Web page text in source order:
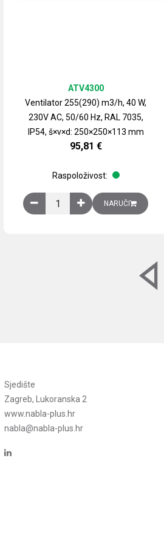
galvanizirani čelični lim količina
Ventilator 255(290) m3/h, 40 W,
230V AC, 50/60 Hz, RAL 7035,
IP54, š×v×d: 250×250×113 mm
ATV4300
95,81 €
Raspoloživost:
Ventilator 255(290) m3/h, 40
NARUČI
Sjedište
Zagreb, Lukoranska 2
www.nabla-plus.hr
nabla@nabla-plus.hr